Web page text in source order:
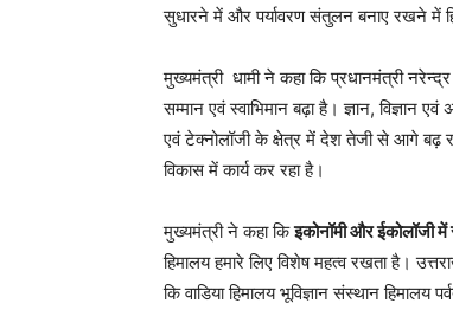
सुधारने में और पर्यावरण संतुलन बनाए रखने में
मुख्यमंत्री धामी ने कहा कि प्रधानमंत्री
सम्मान एवं स्वाभिमान बढ़ा है। ज्ञान,
एवं टेक्नोलॉजी के क्षेत्र में देश तेजी से आगे बढ़
विकास में कार्य कर रहा है।
मुख्यमंत्री ने कहा किइकोनॉमी और ईकोलॉजी
हिमालय हमारे लिए विशेष महत्व रखता है।
कि वाडिया हिमालय भूविज्ञान संस्थान